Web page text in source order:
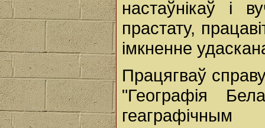
настаўнікаў і
прастату,
імкненне
Працягваў
"Географія
геаграфічным